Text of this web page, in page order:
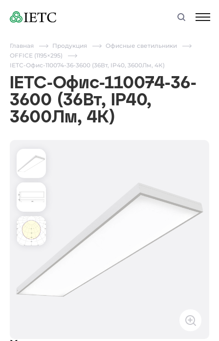
Главная Продукция
Офисные светильники
OFFICE (1195×295)
IETC-Офис-110074-36-3600 (36Вт, IP40, 3600Лм, 4К)
IETC-Офис-110074-36-
3600 (36Вт, IP40,
3600Лм, 4К)